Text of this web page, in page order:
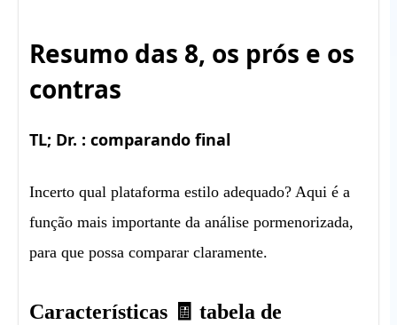
Resumo das 8, os prós e os
contras
TL; Dr. : comparando final
Incerto qual plataforma estilo adequado? Aqui é a
função mais importante da análise pormenorizada,
para que possa comparar claramente.
Características 🧾 tabela de